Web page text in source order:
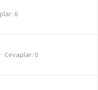
6
Cevaplar: 0